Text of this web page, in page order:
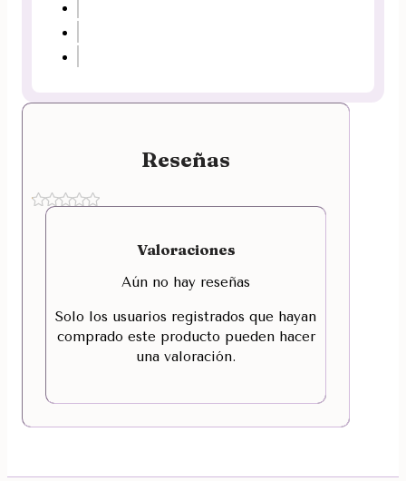
Reseñas
Valoraciones
Aún no hay reseñas
Solo los usuarios registrados que hayan
comprado este producto pueden hacer
una valoración.